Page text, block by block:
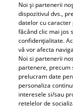
Noi și partenerii
dispozitivul dvs.,
datelor cu caracter
făcând clic mai jos
confidențialitate.
vă vor afecta
Noi si partenerii
partenere, precum
prelucram date
personaliza
interesele si/sau
retelelor de